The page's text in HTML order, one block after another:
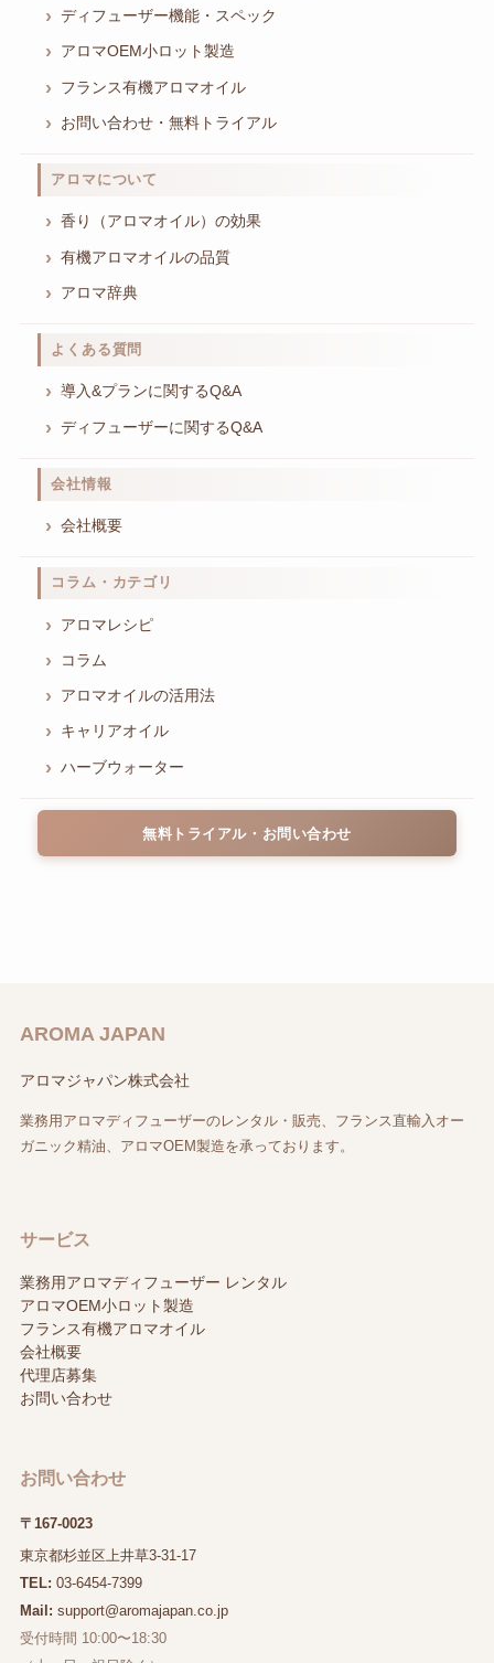
ディフューザー機能・スペック
アロマOEM小ロット製造
フランス有機アロマオイル
お問い合わせ・無料トライアル
アロマについて
香り（アロマオイル）の効果
有機アロマオイルの品質
アロマ辞典
よくある質問
導入&プランに関するQ&A
ディフューザーに関するQ&A
会社情報
会社概要
コラム・カテゴリ
アロマレシピ
コラム
アロマオイルの活用法
キャリアオイル
ハーブウォーター
無料トライアル・お問い合わせ
AROMA JAPAN
アロマジャパン株式会社
業務用アロマディフューザーのレンタル・販売、フランス直輸入オー
ガニック精油、アロマOEM製造を承っております。
サービス
業務用アロマディフューザー レンタル
アロマOEM小ロット製造
フランス有機アロマオイル
会社概要
代理店募集
お問い合わせ
お問い合わせ
〒167-0023
東京都杉並区上井草3-31-17
TEL: 03-6454-7399
Mail: support@aromajapan.co.jp
受付時間 10:00〜18:30